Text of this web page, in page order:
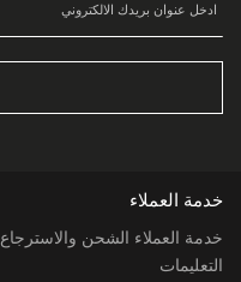
خدمة العملاء
خدمة العملاء الشحن والاسترجاع
التعليمات